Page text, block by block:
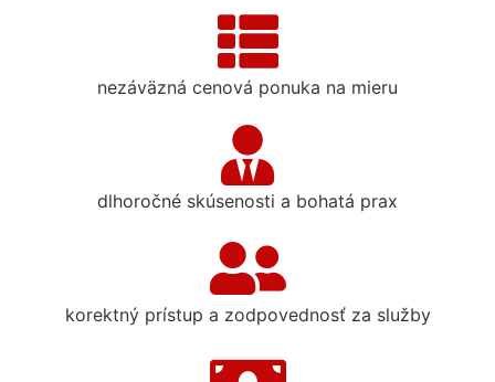
nezáväzná cenová ponuka na mieru
dlhoročné skúsenosti a bohatá prax
korektný prístup a zodpovednosť za služby